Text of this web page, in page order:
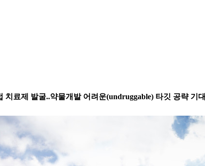
치료제 발굴..약물개발 어려운(undruggable) 타깃 공략 기대